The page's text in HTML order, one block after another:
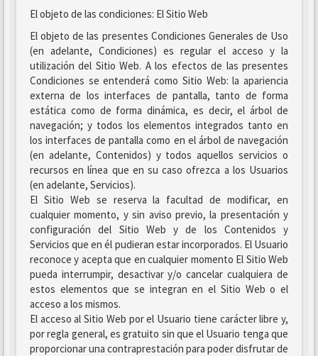
El objeto de las condiciones: El Sitio Web
El objeto de las presentes Condiciones Generales de Uso
(en adelante, Condiciones) es regular el acceso y la
utilización del Sitio Web. A los efectos de las presentes
Condiciones se entenderá como Sitio Web: la apariencia
externa de los interfaces de pantalla, tanto de forma
estática como de forma dinámica, es decir, el árbol de
navegación; y todos los elementos integrados tanto en
los interfaces de pantalla como en el árbol de navegación
(en adelante, Contenidos) y todos aquellos servicios o
recursos en línea que en su caso ofrezca a los Usuarios
(en adelante, Servicios).
El Sitio Web se reserva la facultad de modificar, en
cualquier momento, y sin aviso previo, la presentación y
configuración del Sitio Web y de los Contenidos y
Servicios que en él pudieran estar incorporados. El Usuario
reconoce y acepta que en cualquier momento El Sitio Web
pueda interrumpir, desactivar y/o cancelar cualquiera de
estos elementos que se integran en el Sitio Web o el
acceso a los mismos.
El acceso al Sitio Web por el Usuario tiene carácter libre y,
por regla general, es gratuito sin que el Usuario tenga que
proporcionar una contraprestación para poder disfrutar de